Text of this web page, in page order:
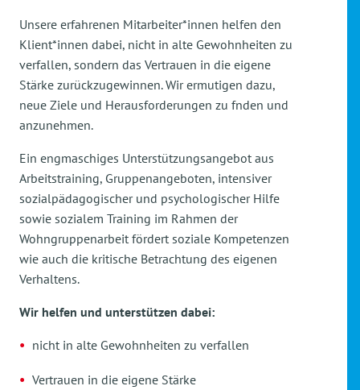
Unsere erfahrenen Mitarbeiter*innen helfen den
Klient*innen dabei, nicht in alte Gewohnheiten zu
verfallen, sondern das Vertrauen in die eigene
Stärke zurückzugewinnen. Wir ermutigen dazu,
neue Ziele und Herausforderungen zu fnden und
anzunehmen.
Ein engmaschiges Unterstützungsangebot aus
Arbeitstraining, Gruppenangeboten, intensiver
sozialpädagogischer und psychologischer Hilfe
sowie sozialem Training im Rahmen der
Wohngruppenarbeit fördert soziale Kompetenzen
wie auch die kritische Betrachtung des eigenen
Verhaltens.
Wir helfen und unterstützen dabei:
nicht in alte Gewohnheiten zu verfallen
Vertrauen in die eigene Stärke